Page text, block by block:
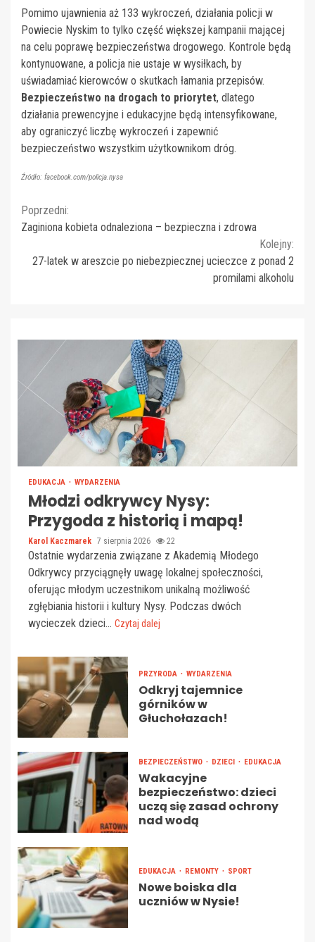
Pomimo ujawnienia aż 133 wykroczeń, działania policji w
Powiecie Nyskim to tylko część większej kampanii mającej
na celu poprawę bezpieczeństwa drogowego. Kontrole będą
kontynuowane, a policja nie ustaje w wysiłkach, by
uświadamiać kierowców o skutkach łamania przepisów.
Bezpieczeństwo na drogach to priorytet, dlatego
działania prewencyjne i edukacyjne będą intensyfikowane,
aby ograniczyć liczbę wykroczeń i zapewnić
bezpieczeństwo wszystkim użytkownikom dróg.
Źródło: facebook.com/policja.nysa
Continue
Reading
Poprzedni:
Zaginiona kobieta odnaleziona – bezpieczna i zdrowa
Kolejny:
27-latek w areszcie po niebezpiecznej ucieczce z ponad 2
promilami alkoholu
EDUKACJA WYDARZENIA
Młodzi odkrywcy Nysy:
Przygoda z historią i mapą!
Karol Kaczmarek 7 sierpnia 2026 22
Ostatnie wydarzenia związane z Akademią Młodego
Odkrywcy przyciągnęły uwagę lokalnej społeczności,
oferując młodym uczestnikom unikalną możliwość
zgłębiania historii i kultury Nysy. Podczas dwóch
wycieczek dzieci... Czytaj dalej
PRZYRODA WYDARZENIA
Odkryj tajemnice
górników w
Głuchołazach!
BEZPIECZEŃSTWO DZIECI EDUKACJA
Wakacyjne
bezpieczeństwo: dzieci
uczą się zasad ochrony
nad wodą
EDUKACJA REMONTY SPORT
Nowe boiska dla
uczniów w Nysie!